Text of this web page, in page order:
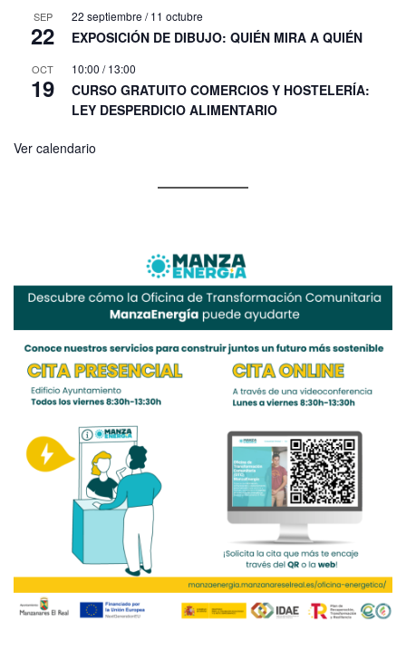
SEP
22
22 septiembre /11 octubre
EXPOSICIÓN DE DIBUJO: QUIÉN MIRA A QUIÉN
OCT
19
10:00 /13:00
CURSO GRATUITO COMERCIOS Y HOSTELERÍA:
LEY DESPERDICIO ALIMENTARIO
Ver calendario